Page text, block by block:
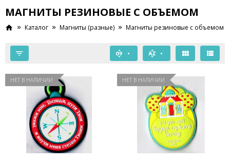
МАГНИТЫ РЕЗИНОВЫЕ С ОБЪЕМОМ
Каталог Магниты (разные) Магниты резиновые с объемом
НЕТ В НАЛИЧИИ НЕТ В НАЛИЧИИ